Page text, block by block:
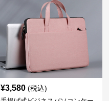
¥3,580 (税込)